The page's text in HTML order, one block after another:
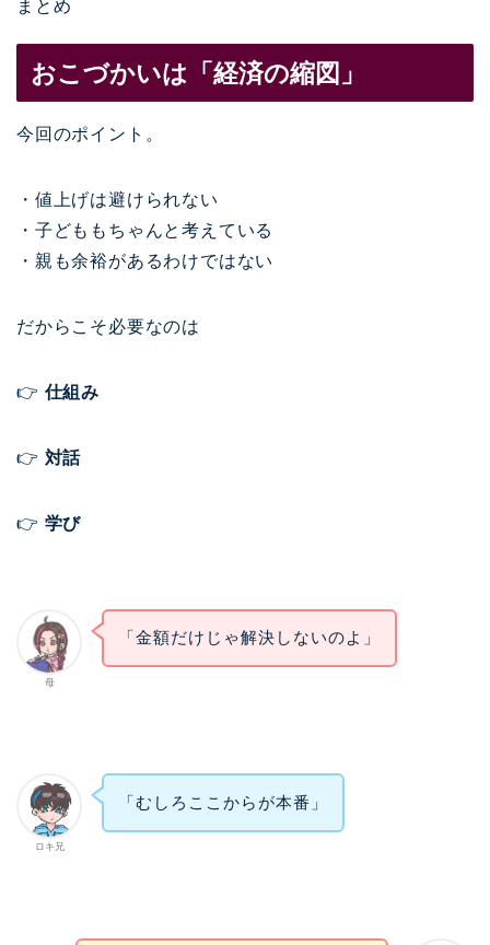
まとめ
おこづかいは「経済の縮図」
今回のポイント。
・値上げは避けられない
・子どももちゃんと考えている
・親も余裕があるわけではない
だからこそ必要なのは
👉 仕組み
👉 対話
👉 学び
母
「金額だけじゃ解決しないのよ」
ロキ兄
「むしろここからが本番」